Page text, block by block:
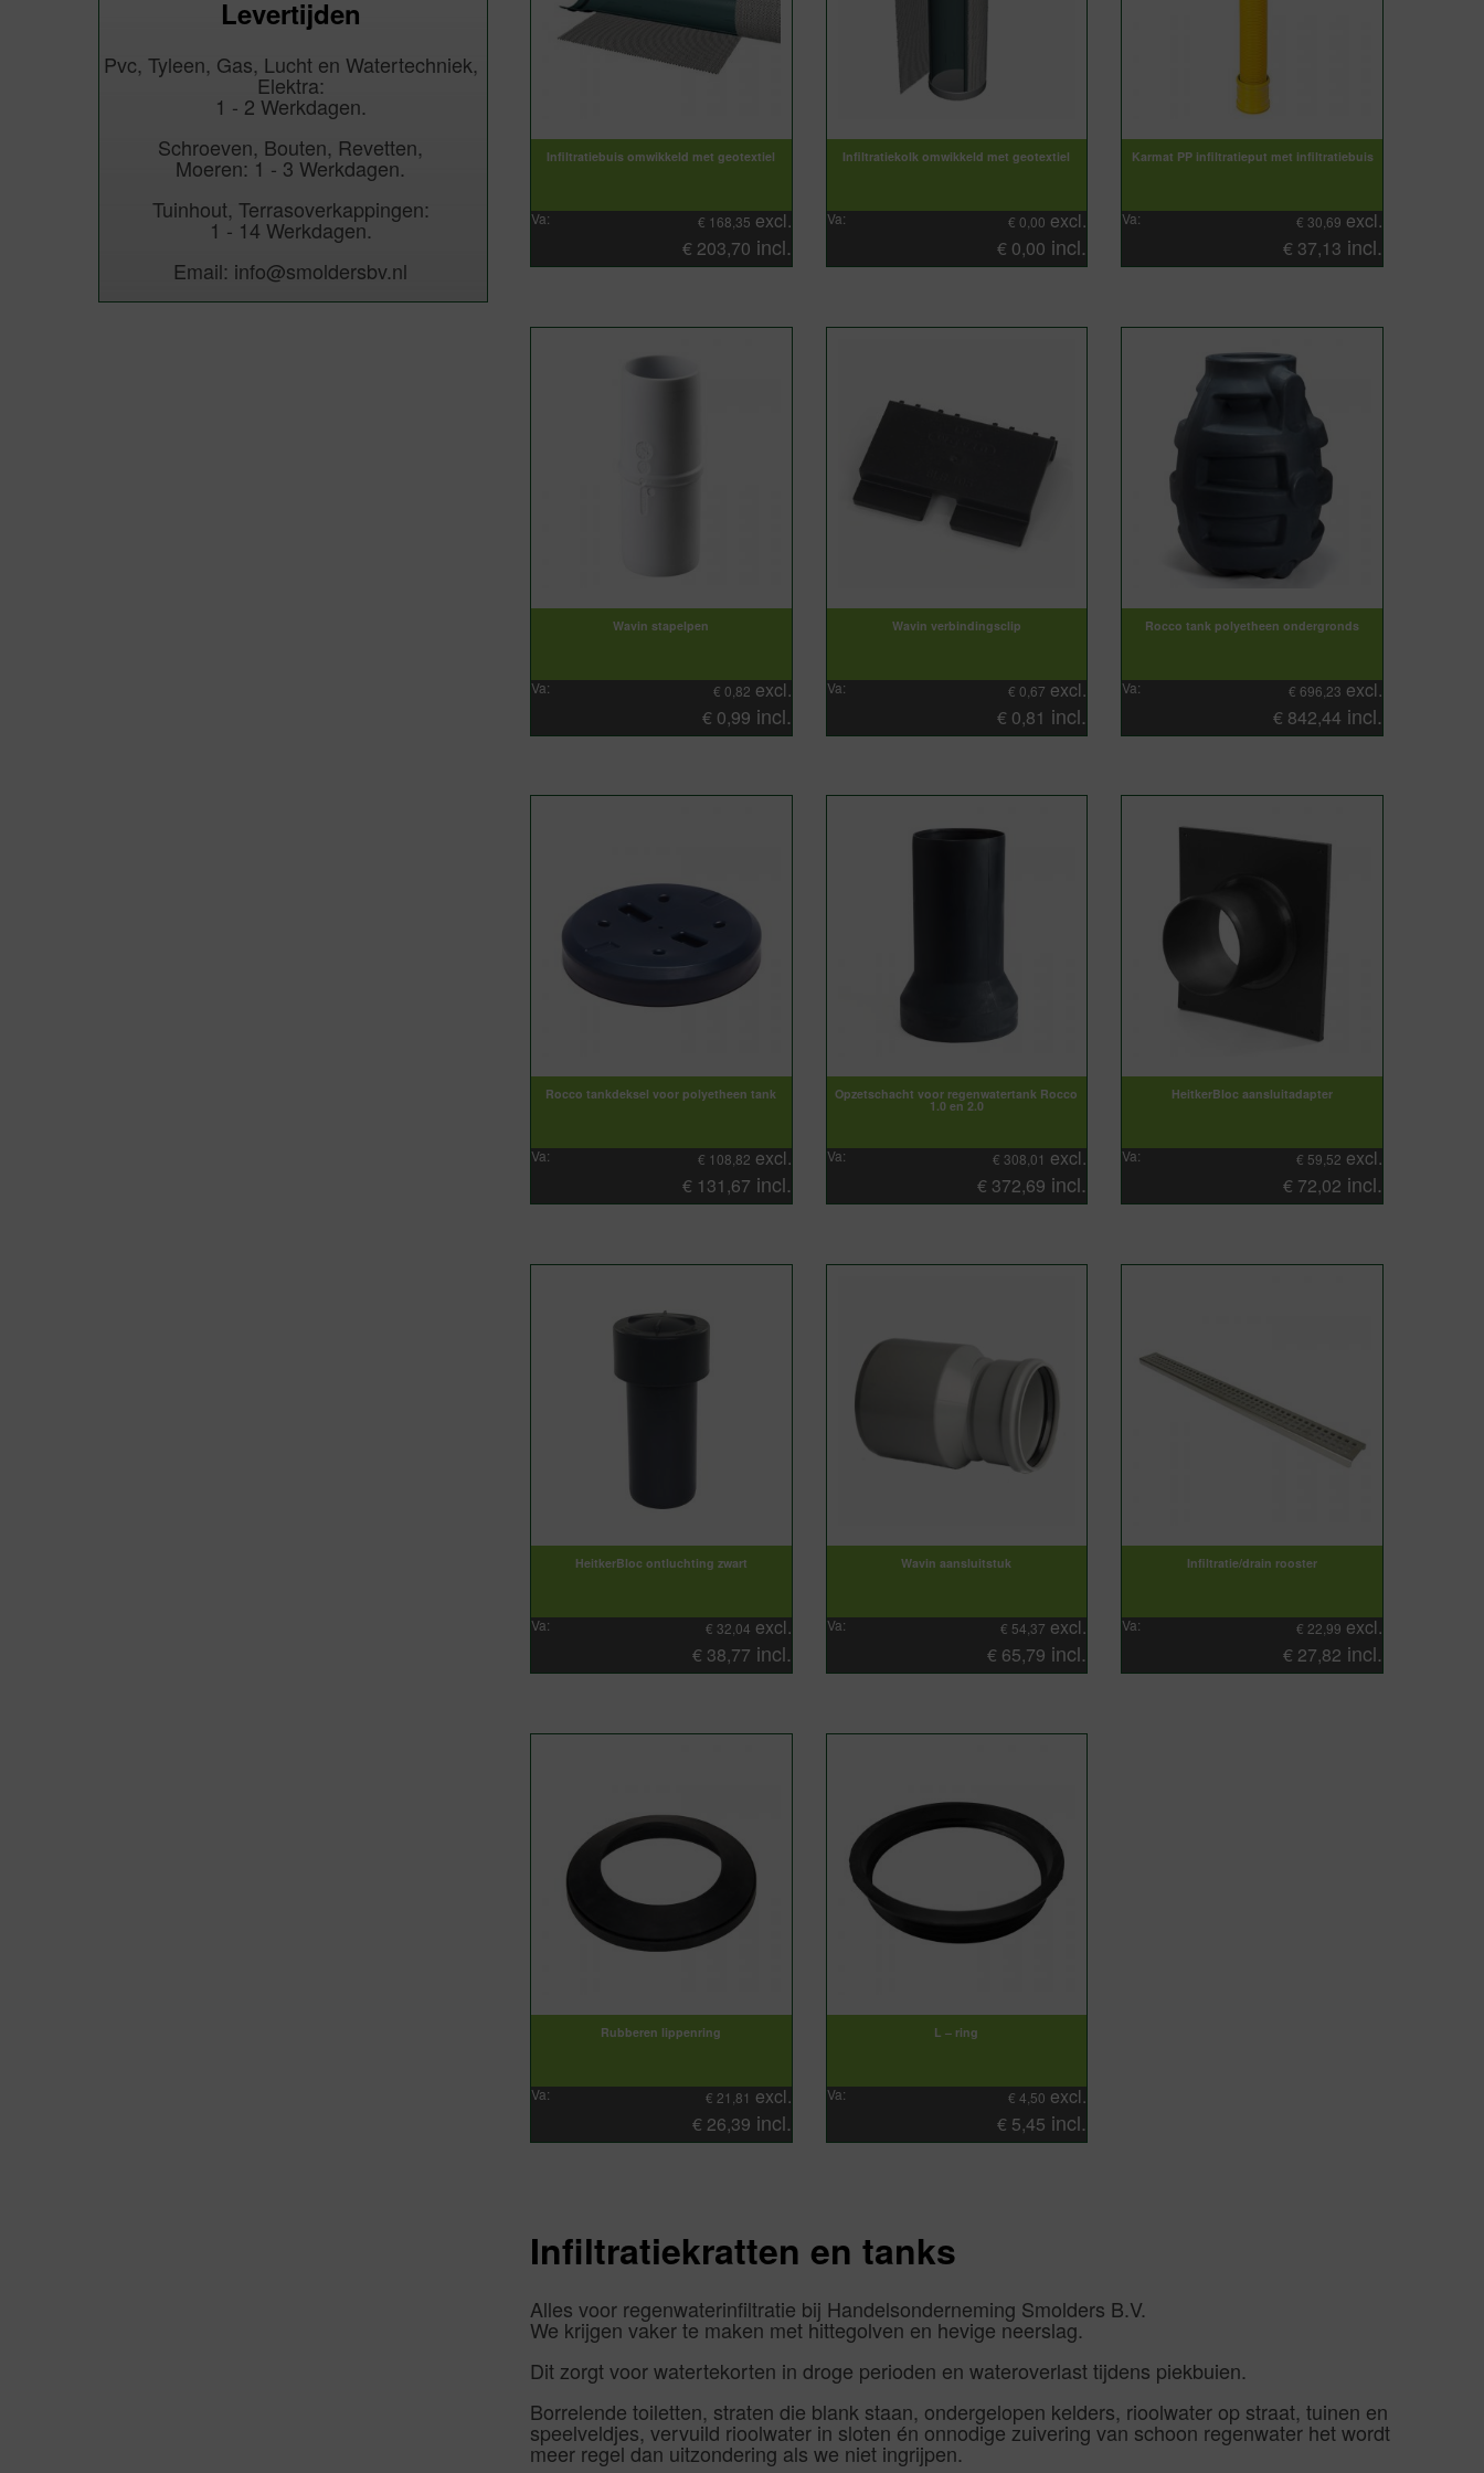
Levertijden
Pvc, Tyleen, Gas, Lucht en Watertechniek,
Elektra:
1 - 2 Werkdagen.
Schroeven, Bouten, Revetten,
Moeren: 1 - 3 Werkdagen.
Tuinhout, Terrasoverkappingen:
1 - 14 Werkdagen.
Email: info@smoldersbv.nl
Infiltratiebuis omwikkeld met geotextiel
Va: € 168,35 excl.
€ 203,70 incl.
Infiltratiekolk omwikkeld met geotextiel
Va: €0,00 excl.
€ 0,00 incl.
Karmat PP infiltratieput met infiltratiebuis
Va: € 30,69 excl.
€ 37,13 incl.
Wavin stapelpen
Va: € 0,82excl.
€ 0,99 incl.
Wavin verbindingsclip
Va: €0,67excl.
€ 0,81 incl.
Rocco tank polyetheen ondergronds
Va: € 696,23excl.
€ 842,44 incl.
Rocco tankdeksel voor polyetheen tank
Va: € 108,82 excl.
€ 131,67 incl.
Opzetschacht voor regenwatertank Rocco
1.0 en 2.0
Va: € 308,01 excl.
€ 372,69 incl.
HeitkerBloc aansluitadapter
Va: € 59,52 excl.
€ 72,02 incl.
HeitkerBloc ontluchting zwart
Va: € 32,04 excl.
€ 38,77 incl.
Wavin aansluitstuk
Va: € 54,37 excl.
€ 65,79 incl.
Infiltratie/drain rooster
Va: € 22,99 excl.
€ 27,82 incl.
Rubberen lippenring
Va: € 21,81 excl.
€ 26,39 incl.
L – ring
Va: €4,50 excl.
€ 5,45 incl.
Infiltratiekratten en tanks
Alles voor regenwaterinfiltratie bij Handelsonderneming Smolders B.V.
We krijgen vaker te maken met hittegolven en hevige neerslag.
Dit zorgt voor watertekorten in droge perioden en wateroverlast tijdens piekbuien.
Borrelende toiletten, straten die blank staan, ondergelopen kelders, rioolwater op straat, tuinen en
speelveldjes, vervuild rioolwater in sloten én onnodige zuivering van schoon regenwater het wordt
meer regel dan uitzondering als we niet ingrijpen.